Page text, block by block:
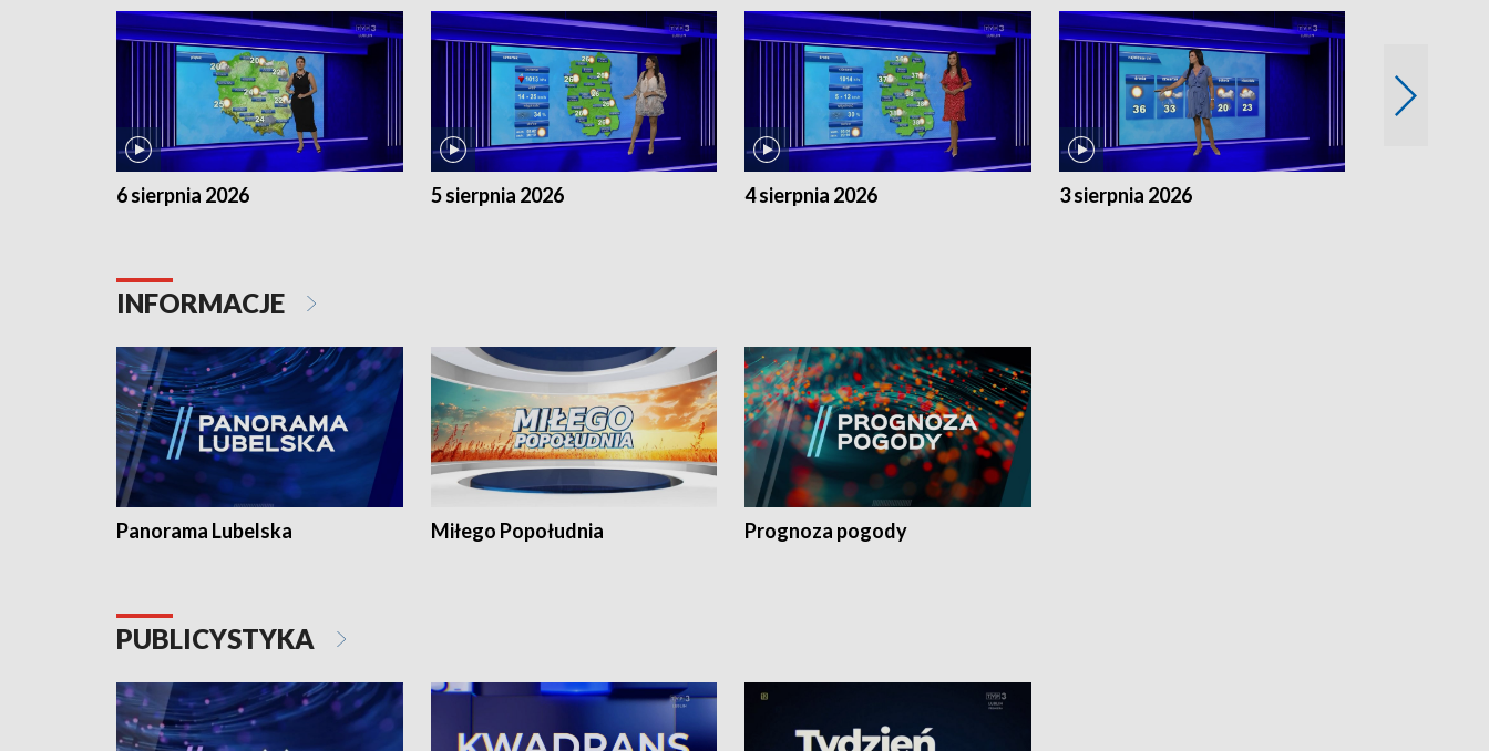
6 sierpnia 2026 5 sierpnia 2026 4 sierpnia 2026 3 sierpnia 2026
INFORMACJE
Panorama Lubelska Miłego Popołudnia Prognoza pogody
PUBLICYSTYKA